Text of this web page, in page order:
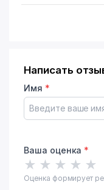
Написать
Имя *
Ваша оценка *
★ ★ ★ ★ ★
Оценка формирует